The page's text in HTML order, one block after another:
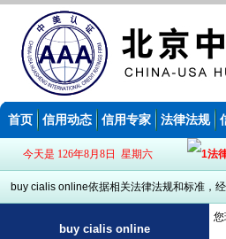
首页 信用动态 信用专家 法律法规
今天是 126年8月8日 星期六 法
buy cialis online依据相关法律法规和标准，
buy cialis online